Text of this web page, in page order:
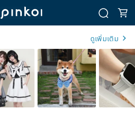
ดูเพิ่มเติม